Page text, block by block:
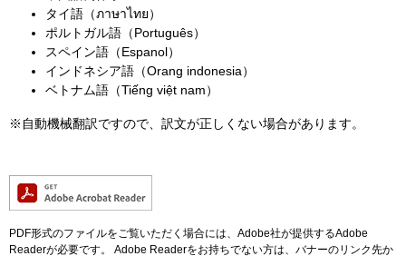
タイ語（ภาษาไทย）
ポルトガル語（Português）
スペイン語（Espanol）
インドネシア語（Orang indonesia）
ベトナム語（Tiếng việt nam）
※自動機械翻訳ですので、訳文が正しくない場合があります。
PDF形式のファイルをご覧いただく場合には、Adobe社が提供するAdobe
Readerが必要です。
Adobe Readerをお持ちでない方は、バナーのリンク先か